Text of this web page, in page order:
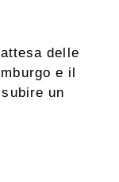
delle
e il
un